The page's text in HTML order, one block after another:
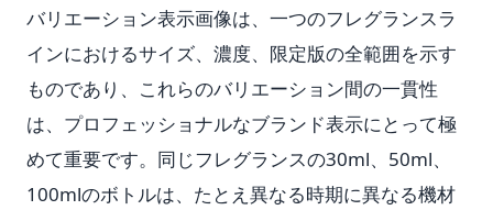
バリエーション表示画像は、一つのフレグランスラ
インにおけるサイズ、濃度、限定版の全範囲を示す
ものであり、これらのバリエーション間の一貫性
は、プロフェッショナルなブランド表示にとって極
めて重要です。同じフレグランスの30ml、50ml、
100mlのボトルは、たとえ異なる時期に異なる機材